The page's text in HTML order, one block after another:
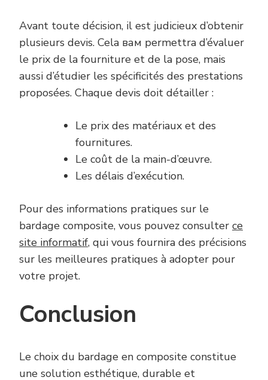
Avant toute décision, il est judicieux d’obtenir
plusieurs devis. Cela вам permettra d’évaluer
le prix de la fourniture et de la pose, mais
aussi d’étudier les spécificités des prestations
proposées. Chaque devis doit détailler :
Le prix des matériaux et des
fournitures.
Le coût de la main-d’œuvre.
Les délais d’exécution.
Pour des informations pratiques sur le
bardage composite, vous pouvez consulter ce
site informatif, qui vous fournira des précisions
sur les meilleures pratiques à adopter pour
votre projet.
Conclusion
Le choix du bardage en composite constitue
une solution esthétique, durable et